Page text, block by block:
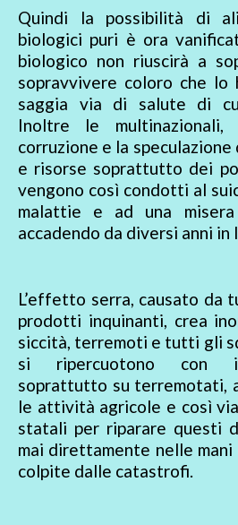
Quindi la possibilità di
biologici puri è ora
biologico non riuscirà a
sopravvivere coloro che lo
saggia via di salute di
Inoltre le multinazionali,
corruzione e la
e risorse soprattutto dei
vengono così condotti al
malattie e ad una
accadendo da diversi anni in
L’effetto serra, causato
prodotti inquinanti, crea
siccità, terremoti e tutti gli
si ripercuotono con
soprattutto su terremotati,
le attività agricole e così
statali per riparare questi
mai direttamente nelle
colpite dalle catastrofi.